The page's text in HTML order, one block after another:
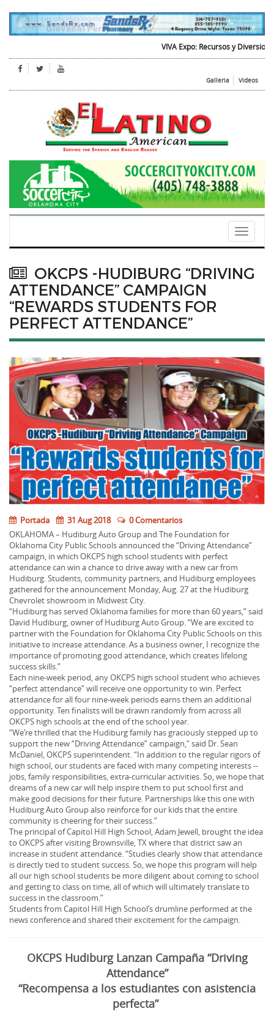
VIVA Expo: Recursos y Diversion
Galleria Videos
Toggle
OKCPS -HUDIBURG “DRIVING
ATTENDANCE” CAMPAIGN
“REWARDS STUDENTS FOR
PERFECT ATTENDANCE”
Portada 31 Aug 2018
0 Comentarios
OKLAHOMA – Hudiburg Auto Group and The Foundation for
Oklahoma City Public Schools announced the “Driving Attendance”
campaign, in which OKCPS high school students with perfect
attendance can win a chance to drive away with a new car from
Hudiburg. Students, community partners, and Hudiburg employees
gathered for the announcement Monday, Aug. 27 at the Hudiburg
Chevrolet showroom in Midwest City.
“Hudiburg has served Oklahoma families for more than 60 years,” said
David Hudiburg, owner of Hudiburg Auto Group. “We are excited to
partner with the Foundation for Oklahoma City Public Schools on this
initiative to increase attendance. As a business owner, I recognize the
importance of promoting good attendance, which creates lifelong
success skills.”
Each nine-week period, any OKCPS high school student who achieves
“perfect attendance” will receive one opportunity to win. Perfect
attendance for all four nine-week periods earns them an additional
opportunity. Ten finalists will be drawn randomly from across all
OKCPS high schools at the end of the school year.
“We’re thrilled that the Hudiburg family has graciously stepped up to
support the new “Driving Attendance” campaign,” said Dr. Sean
McDaniel, OKCPS superintendent. “In addition to the regular rigors of
high school, our students are faced with many competing interests --
jobs, family responsibilities, extra-curricular activities. So, we hope that
dreams of a new car will help inspire them to put school first and
make good decisions for their future. Partnerships like this one with
Hudiburg Auto Group also reinforce for our kids that the entire
community is cheering for their success.”
The principal of Capitol Hill High School, Adam Jewell, brought the idea
to OKCPS after visiting Brownsville, TX where that district saw an
increase in student attendance. “Studies clearly show that attendance
is directly tied to student success. So, we hope this program will help
all our high school students be more diligent about coming to school
and getting to class on time, all of which will ultimately translate to
success in the classroom.”
Students from Capitol Hill High School’s drumline performed at the
news conference and shared their excitement for the campaign.
OKCPS Hudiburg Lanzan Campaña “Driving
Attendance”
“Recompensa a los estudiantes con asistencia
perfecta”